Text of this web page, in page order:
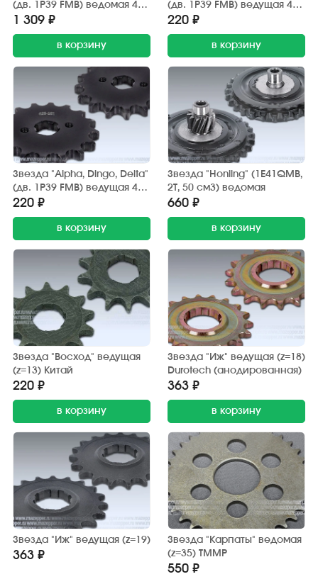
(дв. 1P39 FMB) ведомая 428
(z=46) Китай (со ступицей)
1 309 ₽
в корзину
(дв. 1P39 FMB) ведущая 428
(z=14) AFH
220 ₽
в корзину
Звезда "Alpha, Dingo, Delta"
(дв. 1P39 FMB) ведущая 428
(z=16) AFH
220 ₽
в корзину
Звезда "Honling" (1E41QMB,
2T, 50 см3) ведомая
660 ₽
в корзину
Звезда "Восход" ведущая
(z=13) Китай
220 ₽
в корзину
Звезда "Иж" ведущая (z=18)
Durotech (анодированная)
363 ₽
в корзину
Звезда "Иж" ведущая (z=19)
363 ₽
Звезда "Карпаты" ведомая
(z=35) TMMP
550 ₽